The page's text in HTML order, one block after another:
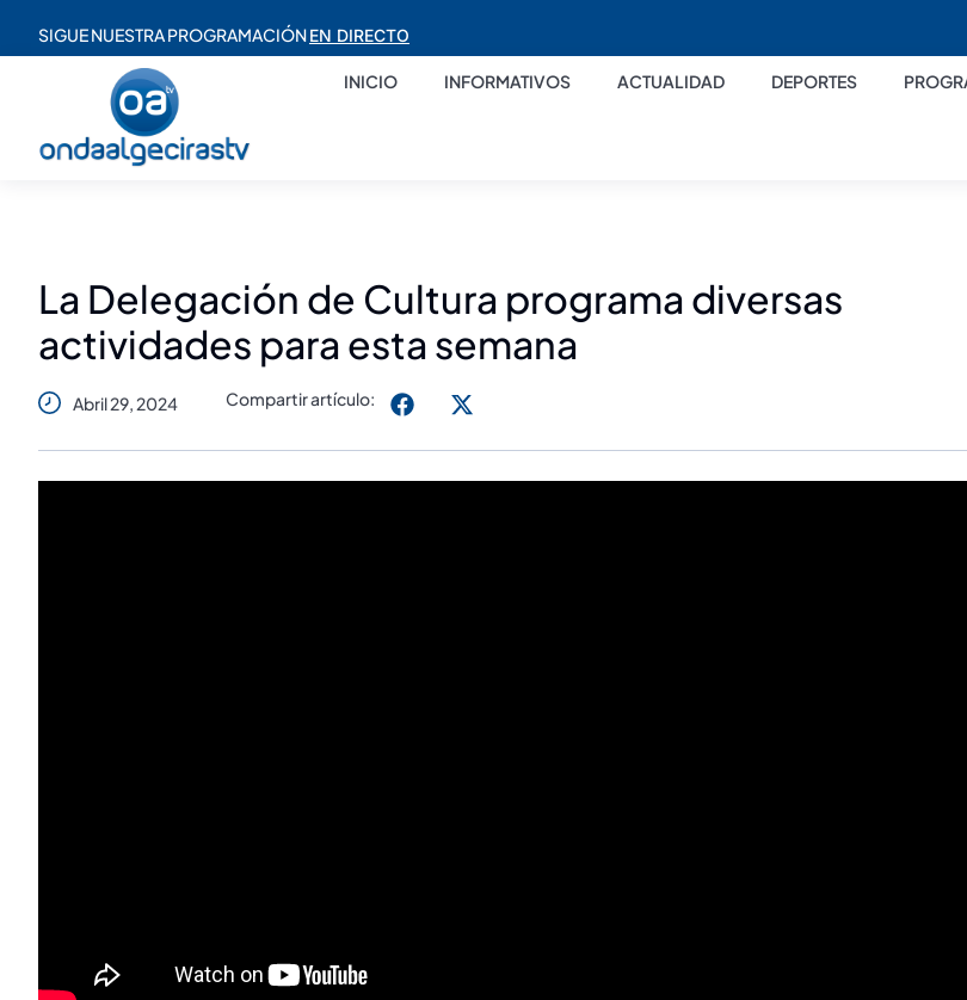
SIGUE NUESTRA PROGRAMACIÓNEN DIRECTO
INICIO INFORMATIVOS ACTUALIDAD DEPORTES
La Delegación de Cultura programa diversas
actividades para esta semana
Abril 29, 2024 Compartir artículo: